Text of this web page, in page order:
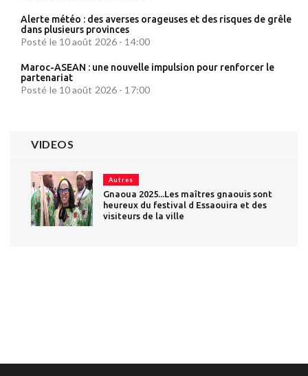
Alerte météo : des averses orageuses et des risques de grêle
dans plusieurs provinces
Posté le 10 août 2026 - 14:00
Maroc-ASEAN : une nouvelle impulsion pour renforcer le
partenariat
Posté le 10 août 2026 - 17:00
VIDEOS
Autres
Gnaoua 2025...Les maîtres gnaouis sont
heureux du festival d Essaouira et des
visiteurs de la ville